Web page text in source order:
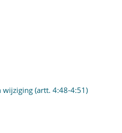
(artt. 4:48-4:51)